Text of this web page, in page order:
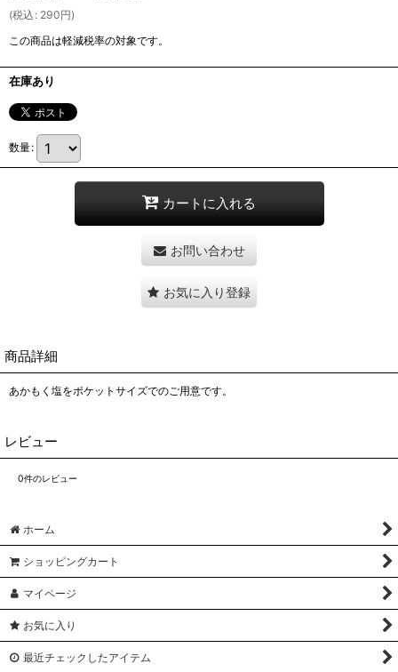
(税込 : 290円)
この商品は軽減税率の対象です。
在庫あり
数量:
カートに入れる
お問い合わせ
お気に入り登録
商品詳細
あかもく塩をポケットサイズでのご用意です。
レビュー
0件のレビュー
ホーム
ショッピングカート
マイページ
お気に入り
最近チェックしたアイテム